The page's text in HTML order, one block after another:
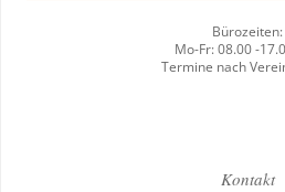
Bürozeiten:
Mo-Fr: 08.00 -
Termine nach
Kontakt